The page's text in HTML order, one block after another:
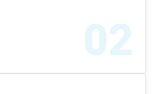
02